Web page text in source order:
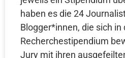
haben es die 24
Blogger*innen, die sich
Recherchestipendium
Jury mit ihren